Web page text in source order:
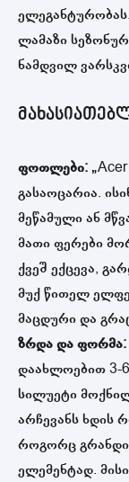
ლამაზი
ნამდვილ
ფოთლები:
გასაოცარია.
მეწამული ან
მათი ფერები
ქვეშ ექცევა,
მუქ წითელ
მაცდური და
ზრდა და ფორმა:
დაახლოებით 3-
სილუეტი
არჩევანს ხდის
როგორც
ელემენტად.